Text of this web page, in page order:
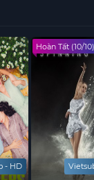
xem phim hành
tính này.
- HD
Hoàn Tất (10/10)